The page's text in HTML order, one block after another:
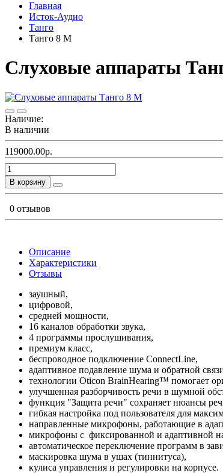
Главная
Исток-Аудио
Танго
Танго 8 М
Слуховые аппараты
Наличие:
В наличии
119000.00р.
В корзину
0 отзывов
Описание
Характеристики
Отзывы
заушный,
цифровой,
средней мощности,
16 каналов обработки звука,
4 программы прослушивания,
премиум класс,
беспроводное подключение ConnectLine,
адаптивное подавление шума и обратной
технологии Oticon BrainHearing™ помогает
улучшенная разборчивость речи в шумной
функция "Защита речи" сохраняет нюансы
гибкая настройка под пользователя для
направленные микрофоны, работающие в
микрофоны с фиксированной и адаптивной
автоматическое переключение программ в
маскировка шума в ушах (тиннитуса),
кулиса управления и регулировки на корпусе.